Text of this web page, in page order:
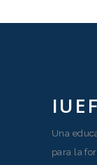
Una
para la